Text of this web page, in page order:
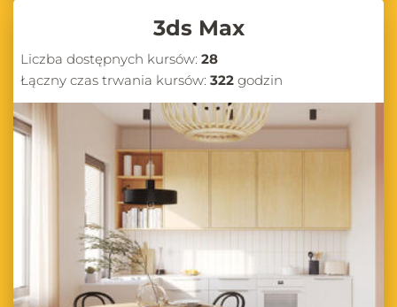
3ds Max
Liczba dostępnych kursów: 28
Łączny czas trwania kursów: 322 godzin